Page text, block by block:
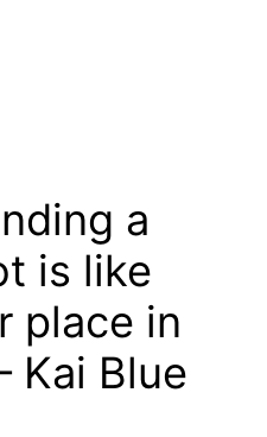
a
is like
place in
Kai Blue